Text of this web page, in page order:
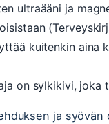
ultraääni ja
kuitenkin aina
on sylkikivi, joka
ja syövän